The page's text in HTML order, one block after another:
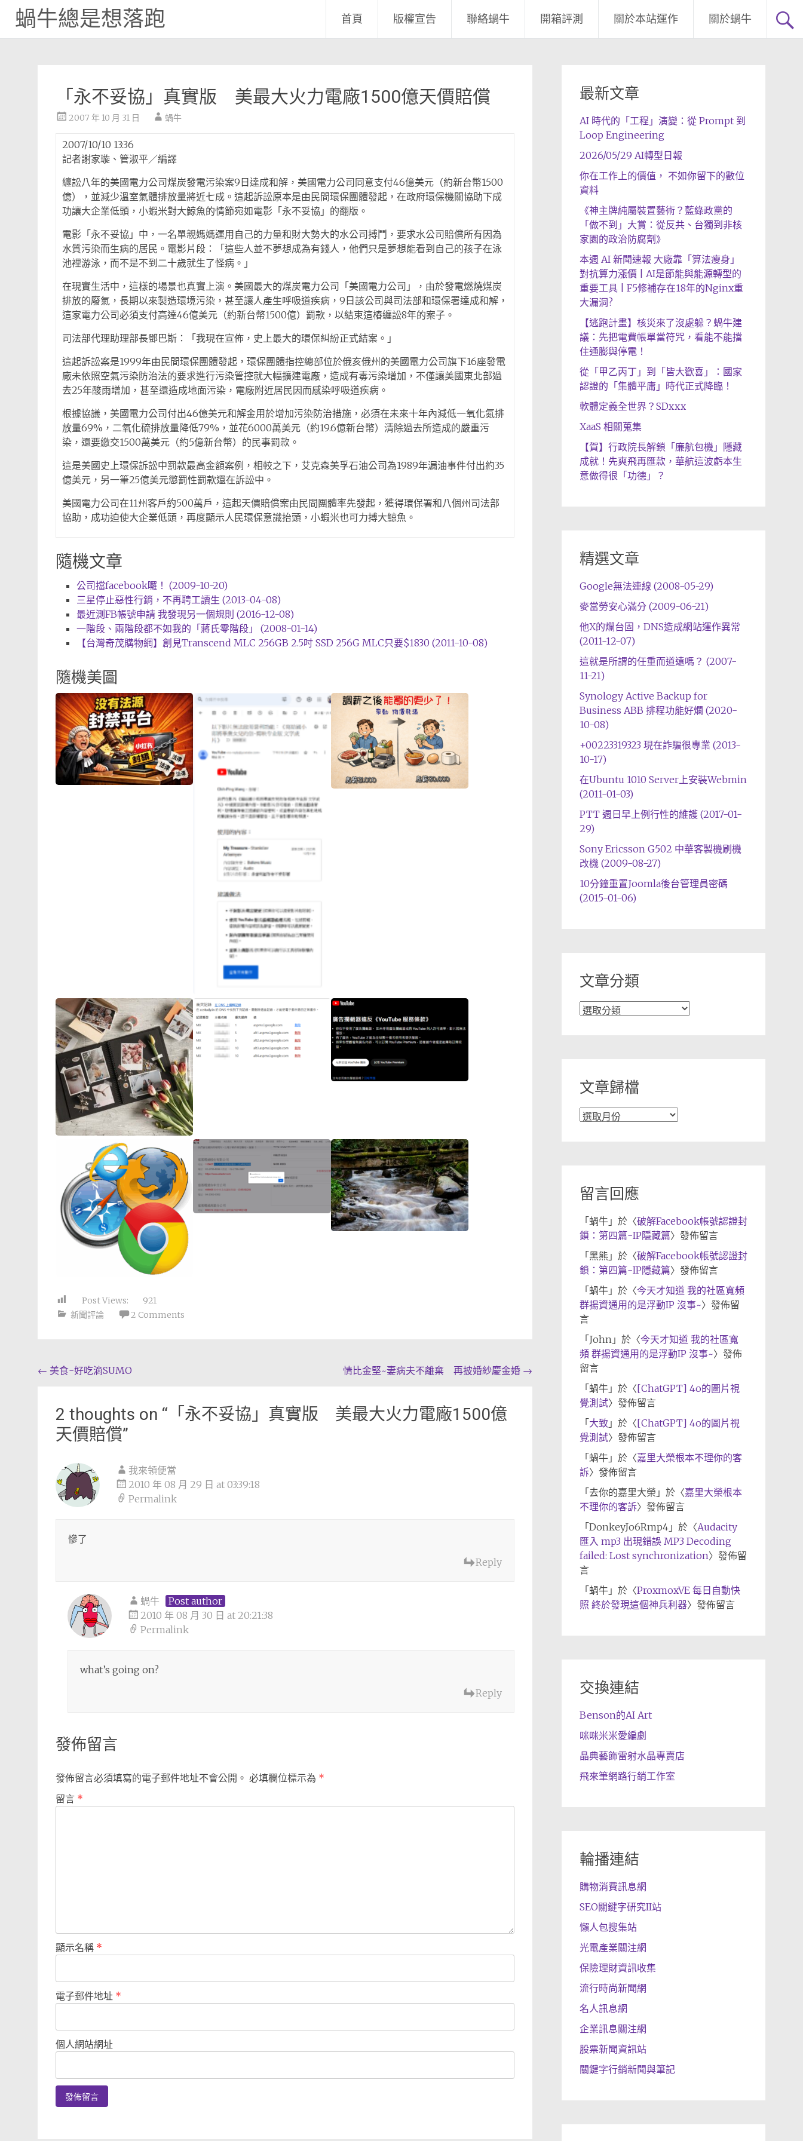
蝸牛總是想落跑 首頁 版權宣告 聯絡蝸牛 開箱評測 關於本站運作 關於蝸牛
「永不妥協」真實版 美最大火力電廠1500億天價賠償
2007 年 10 月 31 日 蝸牛
2007/10/10 13:36
記者謝家璇、管淑平／編譯
纏訟八年的美國電力公司煤炭發電污染案9日達成和解，美國電力公司同意支付46億美元（約新台幣1500
億），並減少溫室氣體排放量將近七成。這起訴訟原本是由民間環保團體發起，在政府環保機關協助下成
功讓大企業低頭，小蝦米對大鯨魚的情節宛如電影「永不妥協」的翻版。
電影「永不妥協」中，一名單親媽媽運用自己的力量和財大勢大的水公司搏鬥，要求水公司賠償所有因為
水質污染而生病的居民。電影片段：「這些人並不夢想成為有錢人，他們只是夢想能看到自己的孩子在泳
池裡游泳，而不是不到二十歲就生了怪病。」
在現實生活中，這樣的場景也真實上演。美國最大的煤炭電力公司「美國電力公司」，由於發電燃燒煤炭
排放的廢氣，長期以來製造環境污染，甚至讓人產生呼吸道疾病，9日該公司與司法部和環保署達成和解，
這家電力公司必須支付高達46億美元（約新台幣1500億）罰款，以結束這樁纏訟8年的案子。
司法部代理助理部長鄧巴斯：「我現在宣佈，史上最大的環保糾紛正式結案。」
這起訴訟案是1999年由民間環保團體發起，環保團體指控總部位於俄亥俄州的美國電力公司旗下16座發電
廠未依照空氣污染防治法的要求進行污染管控就大幅擴建電廠，造成有毒污染增加，不僅讓美國東北部過
去25年酸雨增加，甚至還造成地面污染，電廠附近居民因而感染呼吸道疾病。
根據協議，美國電力公司付出46億美元和解金用於增加污染防治措施，必須在未來十年內減低一氧化氮排
放量69%，二氧化硫排放量降低79%，並花6000萬美元（約19.6億新台幣）清除過去所造成的嚴重污
染，還要繳交1500萬美元（約5億新台幣）的民事罰款。
這是美國史上環保訴訟中罰款最高金額案例，相較之下，艾克森美孚石油公司為1989年漏油事件付出約35
億美元，另一筆25億美元懲罰性罰款還在訴訟中。
美國電力公司在11州客戶約500萬戶，這起天價賠償案由民間團體率先發起，獲得環保署和八個州司法部
協助，成功迫使大企業低頭，再度顯示人民環保意識抬頭，小蝦米也可力搏大鯨魚。
隨機文章
公司擋facebook囉！ (2009-10-20)
三星停止惡性行銷，不再聘工讀生 (2013-04-08)
最近測FB帳號申請 我發現另一個規則 (2016-12-08)
一階段、兩階段都不如我的「蔣氏零階段」 (2008-01-14)
【台灣奇茂購物網】創見Transcend MLC 256GB 2.5吋 SSD 256G MLC只要$1830 (2011-10-08)
隨機美圖
Post Views:
921
新聞評論
2 Comments
Post
← 美食-好吃滴SUMO 情比金堅~妻病夫不離棄 再披婚紗慶金婚 →
2 thoughts on “ 「永不妥協」真實版 美最大火力電廠1500億
天價賠償”
我來領便當
2010 年 08 月 29 日 at 03:39:18
Permalink
慘了
Reply
蝸牛
Post author
2010 年 08 月 30 日 at 20:21:38
Permalink
what’s going on?
Reply
發佈留言
發佈留言必須填寫的電子郵件地址不會公開。 必填欄位標示為 *
留言 *
顯示名稱 *
電子郵件地址 *
個人網站網址
最新文章
AI 時代的「工程」演變：從 Prompt 到
Loop Engineering
2026/05/29 AI轉型日報
你在工作上的價值， 不如你留下的數位
資料
《神主牌純屬裝置藝術？藍綠政黨的
「做不到」大賞：從反共、台獨到非核
家園的政治防腐劑》
本週 AI 新聞速報 大廠靠「算法瘦身」
對抗算力漲價 | AI是節能與能源轉型的
重要工具 | F5修補存在18年的Nginx重
大漏洞?
【逃跑計畫】核災來了沒處躲？蝸牛建
議：先把電費帳單當符咒，看能不能擋
住通膨與停電！
從「甲乙丙丁」到「皆大歡喜」：國家
認證的「集體平庸」時代正式降臨！
軟體定義全世界？SDxxx
XaaS 相關蒐集
【賀】行政院長解鎖「廉航包機」隱藏
成就！先爽飛再匯款，華航這波虧本生
意做得很「功德」？
精選文章
Google無法連線 (2008-05-29)
麥當勞安心滿分 (2009-06-21)
他X的爛台固，DNS造成網站運作異常
(2011-12-07)
這就是所謂的任重而道遠嗎？ (2007-
11-21)
Synology Active Backup for
Business ABB 排程功能好爛 (2020-
10-08)
+00223319323 現在詐騙很專業 (2013-
10-17)
在Ubuntu 1010 Server上安裝Webmin
(2011-01-03)
PTT 週日早上例行性的維護 (2017-01-
29)
Sony Ericsson G502 中華客製機刷機
改機 (2009-08-27)
10分鐘重置Joomla後台管理員密碼
(2015-01-06)
文章分類
文
文章歸檔
文
留言回應
「 蝸牛」於〈破解Facebook帳號認證封
鎖：第四篇-IP隱藏篇〉發佈留言
「 黑熊 」於〈破解Facebook帳號認證封
鎖：第四篇-IP隱藏篇〉發佈留言
「 蝸牛」於〈今天才知道 我的社區寬頻
群揚資通用的是浮動IP 沒事~〉發佈留
言
「 John」於〈今天才知道 我的社區寬
頻 群揚資通用的是浮動IP 沒事~〉發佈
留言
「 蝸牛」於〈[ChatGPT] 4o的圖片視
覺測試〉發佈留言
「 大致 」於〈[ChatGPT] 4o的圖片視
覺測試〉發佈留言
「 蝸牛」於〈嘉里大榮根本不理你的客
訴〉發佈留言
「 去你的嘉里大榮 」於〈嘉里大榮根本
不理你的客訴〉發佈留言
「 DonkeyJo6Rmp4」於〈Audacity
匯入 mp3 出現錯誤 MP3 Decoding
failed: Lost synchronization〉發佈留
言
「 蝸牛」於〈ProxmoxVE 每日自動快
照 終於發現這個神兵利器〉發佈留言
交換連結
Benson的AI Art
咪咪米米愛編劇
晶典藝飾雷射水晶專賣店
飛來筆網路行銷工作室
輪播連結
購物消費訊息網
SEO關鍵字研究II站
懶人包搜集站
光電產業關注網
保險理財資訊收集
流行時尚新聞網
名人訊息網
企業訊息關注網
股票新聞資訊站
關鍵字行銷新聞與筆記